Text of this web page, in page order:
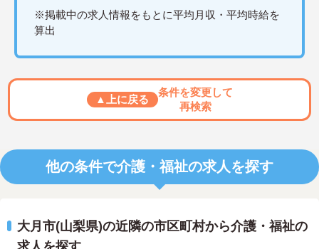
※掲載中の求人情報をもとに平均月収・平均時給を
算出
▲上に戻る
条件を変更して
再検索
他の条件で介護・福祉の求人を探す
大月市(山梨県)の近隣の市区町村から介護・福祉の